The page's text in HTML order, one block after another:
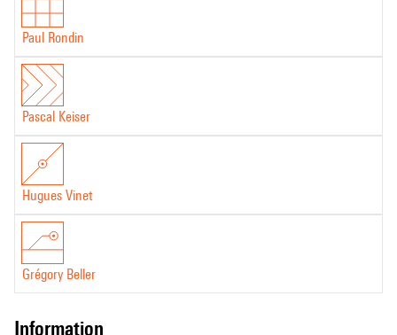
Paul Rondin
Pascal Keiser
Hugues Vinet
Grégory Beller
information